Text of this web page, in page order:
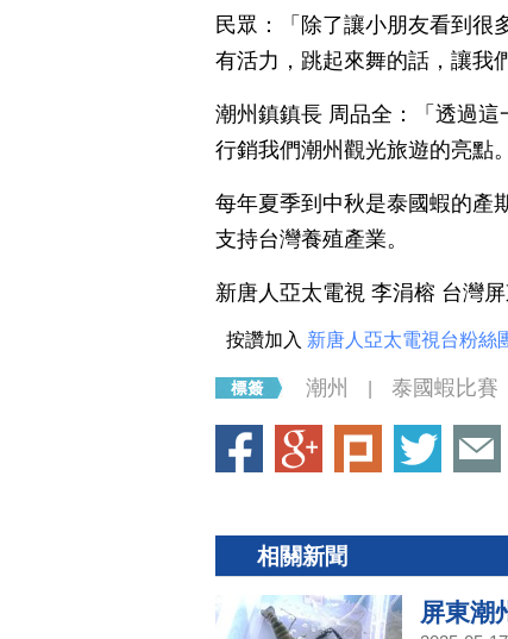
民眾：「除了讓小朋友看到很
有活力，跳起來舞的話，讓我
潮州鎮鎮長 周品全：「透過
行銷我們潮州觀光旅遊的亮點
每年夏季到中秋是泰國蝦的產
支持台灣養殖產業。
新唐人亞太電視 李涓榕 台灣
按讚加入 新唐人亞太電視台粉絲
潮州 泰國蝦比賽
相關新聞
屏東潮